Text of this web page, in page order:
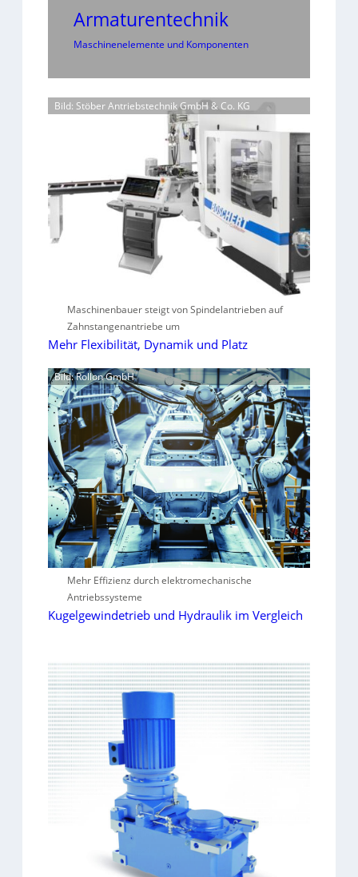
Armaturentechnik
Maschinenelemente und Komponenten
Bild: Stöber Antriebstechnik GmbH & Co. KG
Maschinenbauer steigt von Spindelantrieben auf
Zahnstangenantriebe um
Mehr Flexibilität, Dynamik und Platz
Bild: Rollon GmbH
Mehr Effizienz durch elektromechanische
Antriebssysteme
Kugelgewindetrieb und Hydraulik im Vergleich